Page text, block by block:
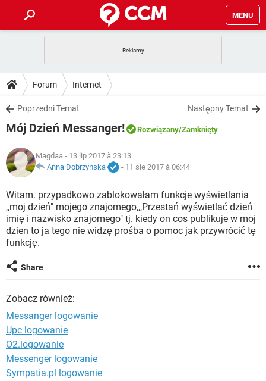
MENU
GRY
SPOTIFY
INSTAGRAM FACEBOOK
WINDOWS 10
PORADY
PlayStation
INSTAGRAM
WINDOWS 10
DO POBRANIA
ANDROID TIKTOK
GRY
IOS NETFLIX
INSTAGRAM FACEBOOK
WINDOWS 10
FORUM
COVID-19
GRY
SPOTIFY NETFLIX
INSTAGRAM FACEBOOK
WINDOWS 10
ARTYKUŁY
COVID-19 TIKTOK
GRY WHATSAPP
SPOTIFY NETFLIX
INSTAGRAM
WINDOWS 10
Forum Internet
Poprzedni Temat Następny Temat
Mój Dzień Messanger! Rozwiązany/Zamknięty
Magdaa - 13 lip 2017 à 23:13
Anna Dobrzyńska
- 11 sie 2017 à 06:44
Witam. przypadkowo zablokowałam funkcje wyświetlania
,,moj dzień" mojego znajomego,,,Przestań wyświetlać dzień
imię i nazwisko znajomego" tj. kiedy on cos publikuje w moj
dzien to ja tego nie widzę prośba o pomoc jak przywrócić tę
funkcję.
Share
Zobacz również:
Messanger logowanie
Upc logowanie
O2.logowanie
Messenger logowanie
Sympatia.pl logowanie